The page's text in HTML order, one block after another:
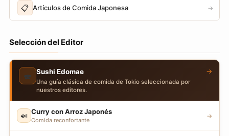
📋 Artículos de Comida Japonesa →
Selección del Editor
🍣 Sushi Edomae
Una guía clásica de comida de Tokio seleccionada por
nuestros editores.
→
🍛 Curry con Arroz Japonés
Comida reconfortante
→